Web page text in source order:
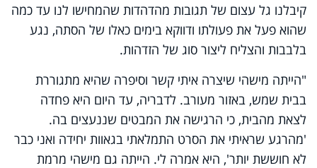
קיבלנו גל עצום של תגובות מהדהדות שהמחישו לנו עד כמה
שהוא פעל את פעולתו ודווקא בימים כאלו של הסתה, נגע
בלבבות והצליח ליצור סוג של הזדהות.
"הייתה מישהי שיצרה איתי קשר וסיפרה שהיא מתגוררת
בבית שמש, באזור מעורב. לדבריה, עד היום היא פחדה
לצאת מהבית, כי הרגישה את המבטים שננעצים בה.
'מהרגע שראיתי את הסרט התמלאתי בגאוות יחידה ואני כבר
לא חוששת יותר', היא אמרה לי. הייתה גם מישהי מרמת